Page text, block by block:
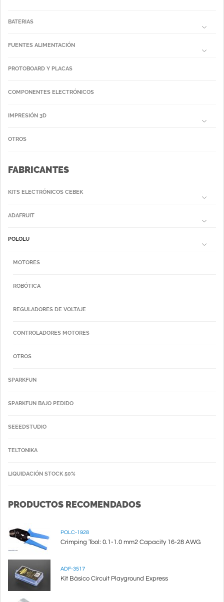
BATERIAS
FUENTES ALIMENTACIÓN
PROTOBOARD Y PLACAS
COMPONENTES ELECTRÓNICOS
IMPRESIÓN 3D
OTROS
FABRICANTES
KITS ELECTRÓNICOS CEBEK
ADAFRUIT
POLOLU
MOTORES
ROBÓTICA
REGULADORES DE VOLTAJE
CONTROLADORES MOTORES
OTROS
SPARKFUN
SPARKFUN BAJO PEDIDO
SEEEDSTUDIO
TELTONIKA
LIQUIDACIÓN STOCK 50%
PRODUCTOS RECOMENDADOS
POLC-1928
Crimping Tool: 0.1-1.0 mm2 Capacity 16-28 AWG
ADF-3517
Kit Básico Circuit Playground Express